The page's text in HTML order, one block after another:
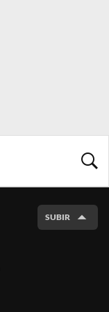
SUBIR